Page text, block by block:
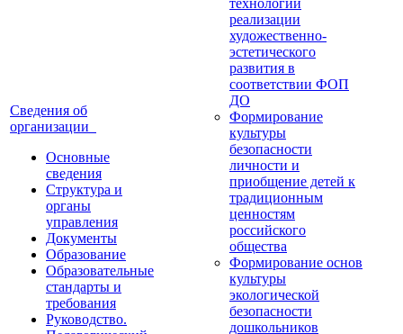
Сведения об
организации
Основные
сведения
Структура и
органы
управления
Документы
Образование
Образовательные
стандарты и
требования
Руководство.
технологии
реализации
художественно-
эстетического
развития в
соответствии ФОП
ДО
Формирование
культуры
безопасности
личности и
приобщение детей к
традиционным
ценностям
российского
общества
Формирование основ
культуры
экологической
безопасности
дошкольников